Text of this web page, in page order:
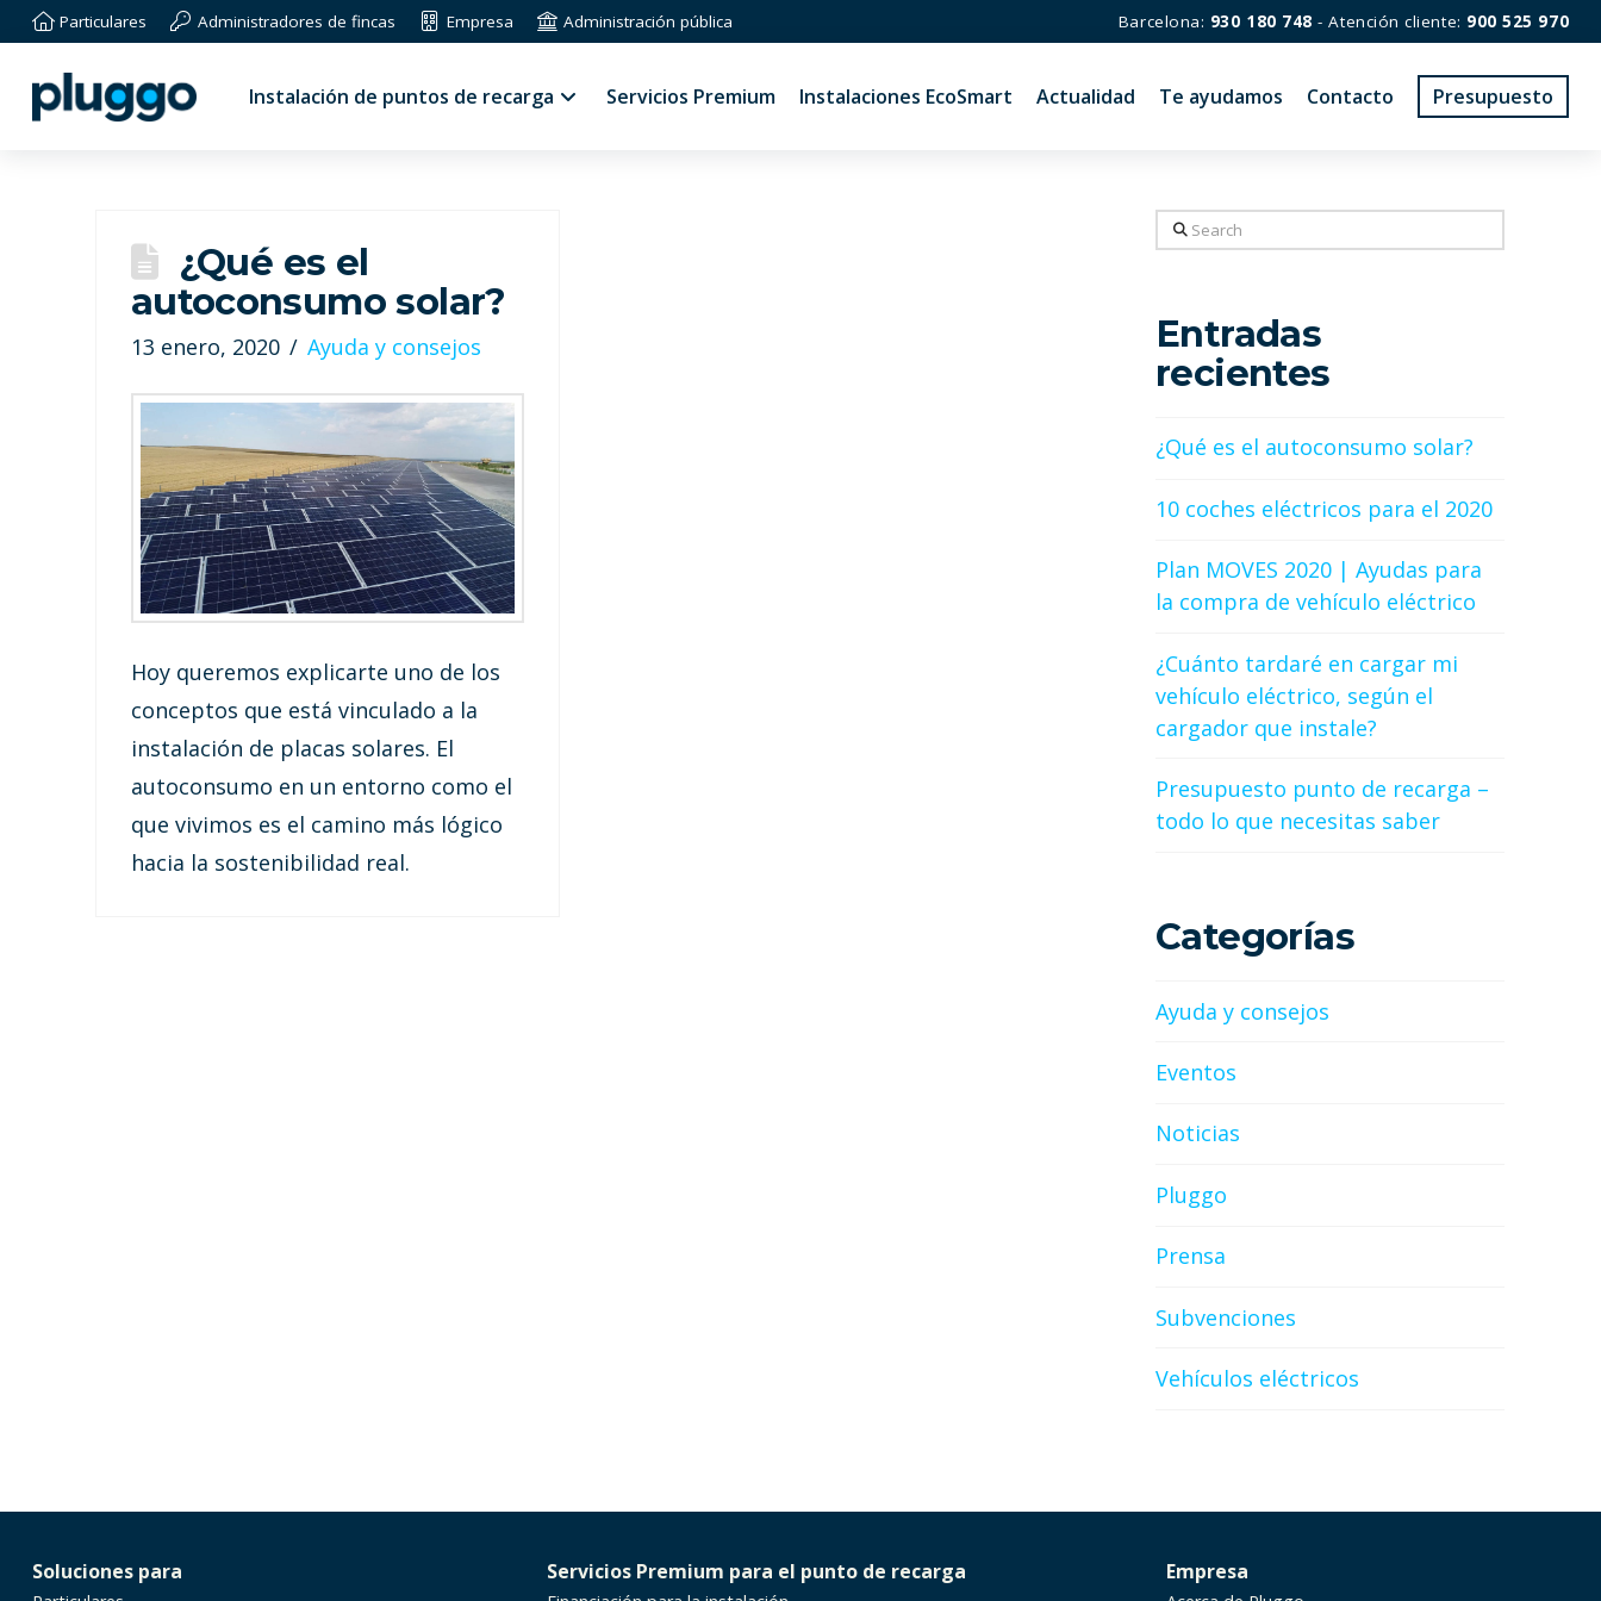
Particulares Administradores de fincas Empresa Administración pública Barcelona: 930 180 748 - Atención cliente: 900 525 970
Instalación de puntos de recarga Servicios Premium Instalaciones EcoSmart Actualidad Te ayudamos Contacto Presupuesto
¿Qué es el
autoconsumo solar?
13 enero, 2020 Ayuda y consejos
Hoy queremos explicarte uno de los
conceptos que está vinculado a la
instalación de placas solares. El
autoconsumo en un entorno como el
que vivimos es el camino más lógico
hacia la sostenibilidad real.
Search
Entradas
recientes
¿Qué es el autoconsumo solar?
10 coches eléctricos para el 2020
Plan MOVES 2020 | Ayudas para
la compra de vehículo eléctrico
¿Cuánto tardaré en cargar mi
vehículo eléctrico, según el
cargador que instale?
Presupuesto punto de recarga –
todo lo que necesitas saber
Categorías
Ayuda y consejos
Eventos
Noticias
Pluggo
Prensa
Subvenciones
Vehículos eléctricos
Soluciones para Servicios Premium para el punto de recarga Empresa